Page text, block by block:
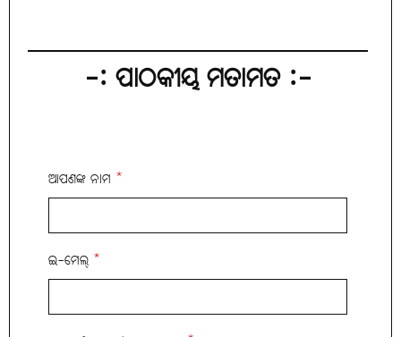
-: ପାଠକୀୟ ମତାମତ :-
ଆପଣଙ୍କ ନାମ *
ଇ-ମେଲ୍ *